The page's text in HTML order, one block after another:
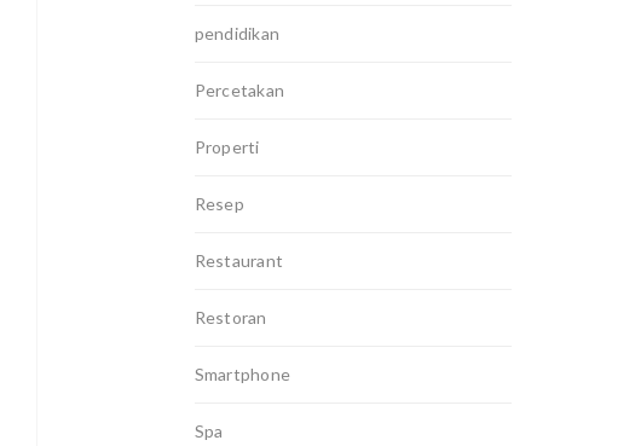
pendidikan
Percetakan
Properti
Resep
Restaurant
Restoran
Smartphone
Spa